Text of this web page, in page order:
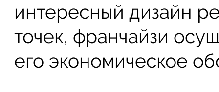
интересный дизайн
точек, франчайзи
его экономическое